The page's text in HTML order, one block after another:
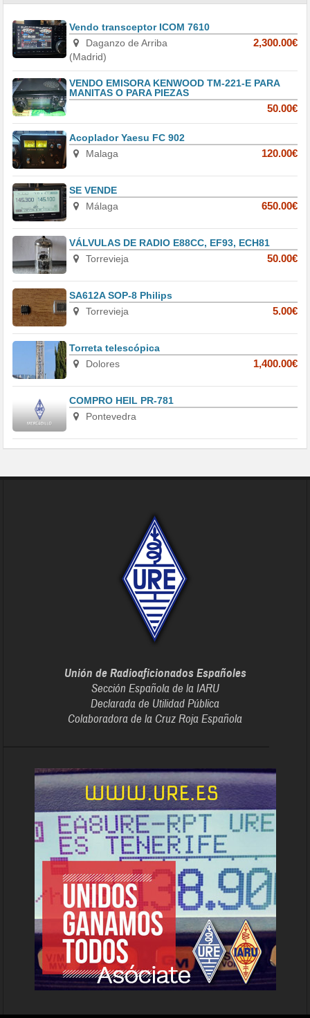
Vendo transceptor ICOM 7610
Daganzo de Arriba
(Madrid)
2,300.00€
VENDO EMISORA KENWOOD TM-221-E PARA
MANITAS O PARA PIEZAS
50.00€
Acoplador Yaesu FC 902
Malaga
120.00€
SE VENDE
Málaga
650.00€
VÁLVULAS DE RADIO E88CC, EF93, ECH81
Torrevieja
50.00€
SA612A SOP-8 Philips
Torrevieja
5.00€
Torreta telescópica
Dolores
1,400.00€
COMPRO HEIL PR-781
Pontevedra
Unión de Radioaficionados Españoles
Sección Española de la IARU
Declarada de Utilidad Pública
Colaboradora de la Cruz Roja Española